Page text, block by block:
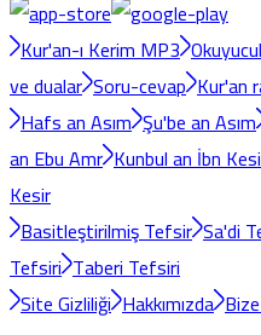
Kur'an-ı Kerim MP3
ve dualar Soru-cevap Kur'an
Hafs an Asım Şu'be an Asım
an Ebu Amr Kunbul an İbn
Kesir
Basitleştirilmiş Tefsir Sa'di
Tefsiri Taberi Tefsiri
Site Gizliliği Hakkımızda